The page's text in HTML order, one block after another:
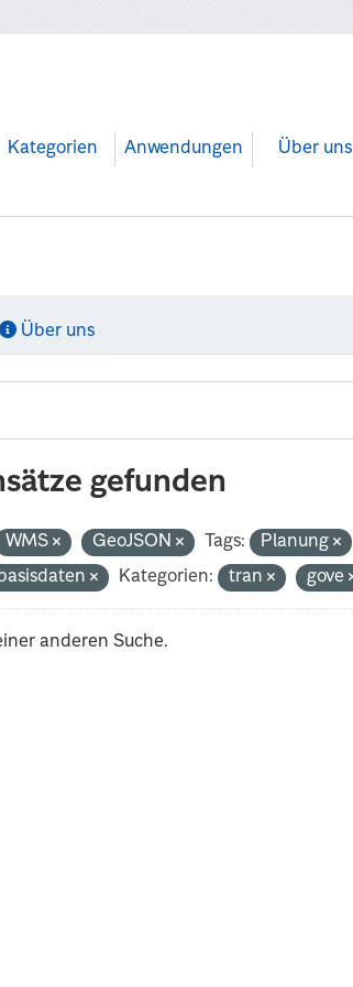
Kategorien Anwendungen Über uns
Über uns
gefunden
WMS GeoJSON Tags:
Planung
Kategorien: tran gove
anderen Suche.